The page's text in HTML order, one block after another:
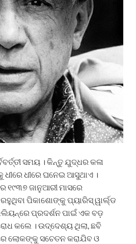
ସମୟ । କିନ୍ତୁ ଯୁଦ୍ଧର କଳା
ଧୀରେ ଧୀରେ ଘନେଇ ଆସୁଥାଏ ।
ଜାନୁଆରୀ ମାସରେ
ପିକାଶୋଙ୍କୁ ପ୍ୟାରିସ୍ ୱାର୍ଲ୍ଡ
ପ୍ରଦର୍ଶନ ପାଇଁ ଏକ ବଡ଼
କଲେ । ଉଦ୍ଦେଶ୍ୟ ଥିଲା, ଛବି
ଲୋକଙ୍କୁ ସଚେତନ କରାଯିବ ଓ